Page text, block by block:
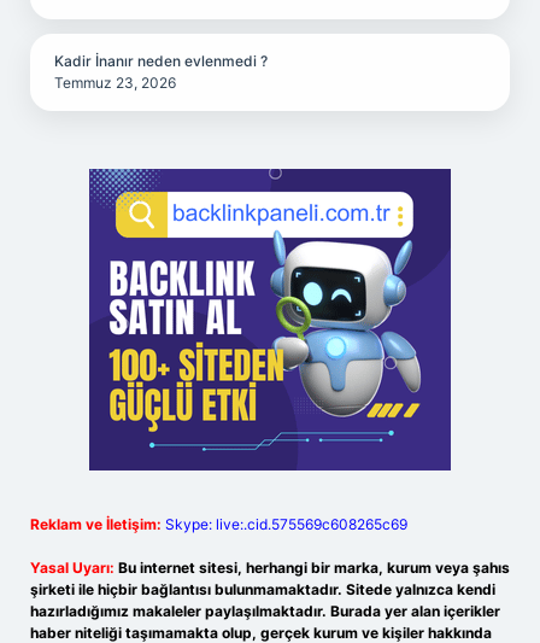
Kadir İnanır neden evlenmedi ?
Temmuz 23, 2026
Reklam ve İletişim: Skype: live:.cid.575569c608265c69
Yasal Uyarı: Bu internet sitesi, herhangi bir marka, kurum veya şahıs
şirketi ile hiçbir bağlantısı bulunmamaktadır. Sitede yalnızca kendi
hazırladığımız makaleler paylaşılmaktadır. Burada yer alan içerikler
haber niteliği taşımamakta olup, gerçek kurum ve kişiler hakkında